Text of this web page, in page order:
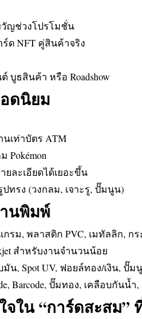
ญช่วงโปรโมชั่น
ด NFT คู่สินค้าจริง
บูธสินค้า หรือ Roadshow
ดนิยม
เท่าบัตร ATM
Pokémon
ยละเอียดได้เยอะขึ้น
ทรง (วงกลม, เจาะรู, ปั๊มนูน)
นพิมพ์
กรม, พลาสติก PVC, เมทัลลิก, ก
สำหรับงานจำนวนน้อย
น, Spot UV, ฟอยล์ทอง/เงิน, ปั๊ม
Barcode, ปั๊มทอง, เคลือบกันน้ำ
จใน “การ์ดสะสม”